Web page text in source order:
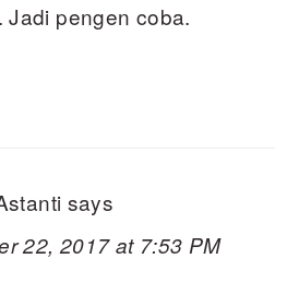
Jadi pengen coba.
says
22, 2017 at 7:53 PM